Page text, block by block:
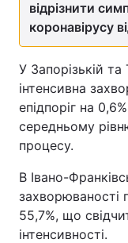
відрізнити
коронавірусу
У Запорізькій та
інтенсивна
епідпоріг на
середньому
процесу.
В Івано-
захворюваності
55,7%, що
інтенсивності.